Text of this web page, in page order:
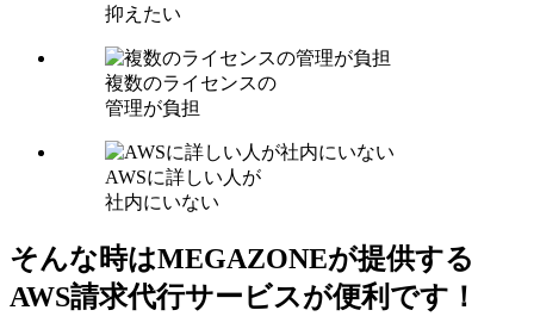
抑えたい
複数のライセンスの
管理が負担
AWSに詳しい人が
社内にいない
そんな時はMEGAZONEが提供する
AWS請求代行サービスが便利です！